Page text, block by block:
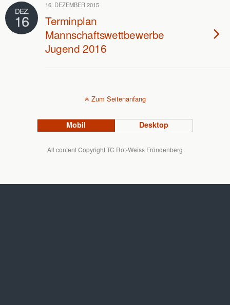
DEZ.
16
16. DEZEMBER 2015
Terminplan
Mannschaftswettbewerbe
Jugend 2016
Zum Seitenanfang
Mobil Desktop
All content Copyright TC Rot-Weiss Fröndenberg